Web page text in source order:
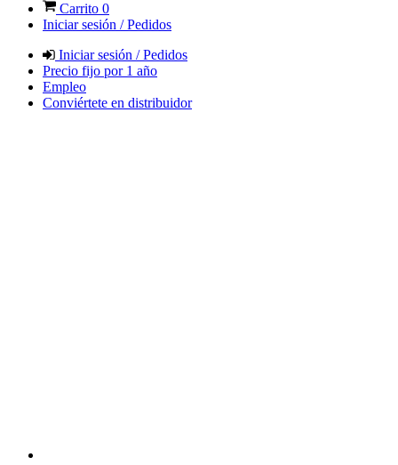
Carrito 0
Iniciar sesión / Pedidos
Iniciar sesión / Pedidos
Precio fijo por 1 año
Empleo
Conviértete en distribuidor